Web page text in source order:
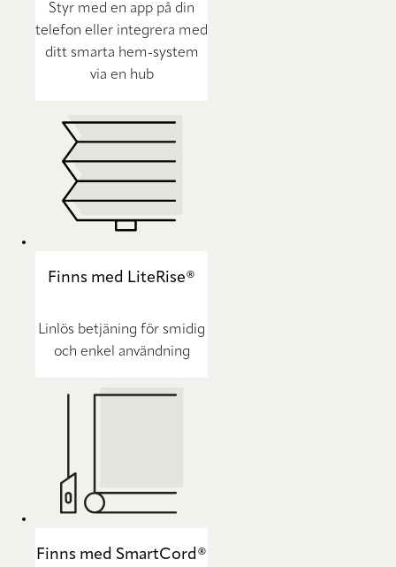
Styr med en app på din
telefon eller integrera med
ditt smarta hem-system
via en hub
Finns med LiteRise®
Linlös betjäning för smidig
och enkel användning
Finns med SmartCord®